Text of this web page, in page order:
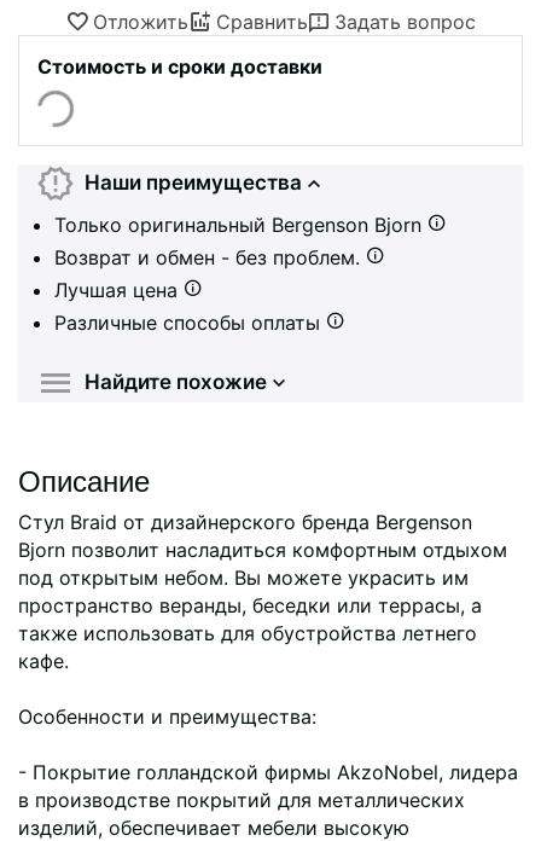
Отложить
Сравнить
Задать вопрос
Стоимость и сроки доставки
Наши преимущества
Только оригинальный Bergenson Bjorn
Возврат и обмен - без проблем.
Лучшая цена
Различные способы оплаты
Найдите похожие
Описание
Стул Braid от дизайнерского бренда Bergenson
Bjorn позволит насладиться комфортным отдыхом
под открытым небом. Вы можете украсить им
пространство веранды, беседки или террасы, а
также использовать для обустройства летнего
кафе.
Особенности и преимущества:
- Покрытие голландской фирмы AkzoNobel, лидера
в производстве покрытий для металлических
изделий, обеспечивает мебели высокую